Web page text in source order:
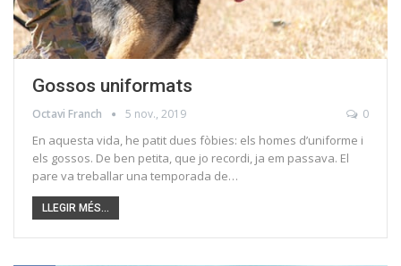
Gossos uniformats
Octavi Franch 5 nov., 2019 0
En aquesta vida, he patit dues fòbies: els homes d’uniforme i
els gossos. De ben petita, que jo recordi, ja em passava. El
pare va treballar una temporada de…
LLEGIR MÉS...